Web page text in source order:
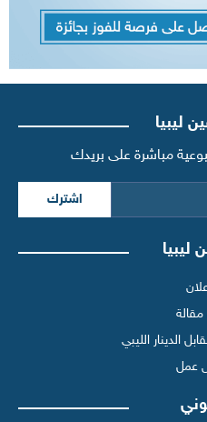
ليبيا
مباشرة على بريدك
اشترك
ليبيا
الدينار الليبي
عمل